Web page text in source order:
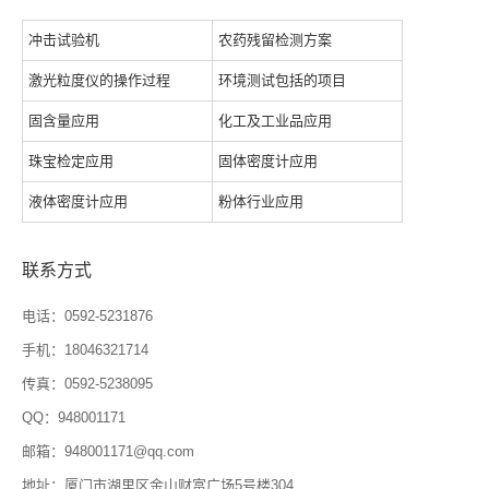
冲击试验机 农药残留检测方案
激光粒度仪的操作过程 环境测试包括的项目
固含量应用 化工及工业品应用
珠宝检定应用 固体密度计应用
液体密度计应用 粉体行业应用
联系方式
电话：0592-5231876
手机：18046321714
传真：0592-5238095
QQ：948001171
邮箱：948001171@qq.com
地址：厦门市湖里区金山财富广场5号楼304